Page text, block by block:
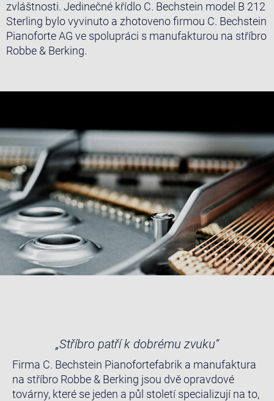
zvláštnosti. Jedinečné křídlo C. Bechstein model B 212
Sterling bylo vyvinuto a zhotoveno firmou C. Bechstein
Pianoforte AG ve spolupráci s manufakturou na stříbro
Robbe & Berking.
„Stříbro patří k dobrému zvuku“
Firma C. Bechstein Pianofortefabrik a manufaktura
na stříbro Robbe & Berking jsou dvě opravdové
továrny, které se jeden a půl století specializují na to,